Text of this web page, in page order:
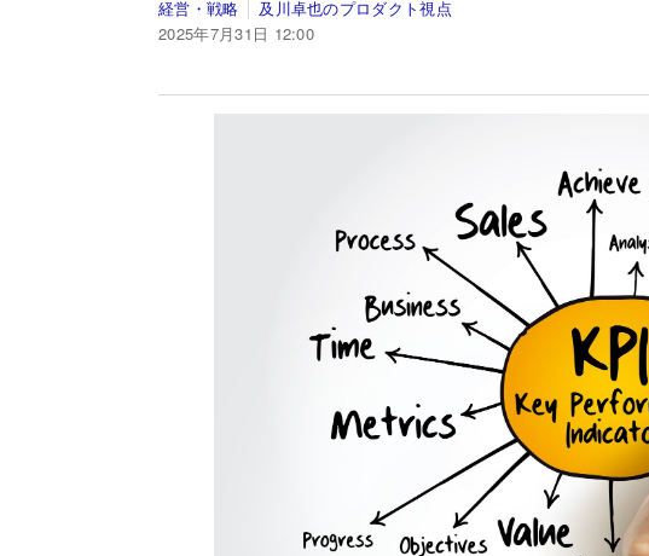
経営・戦略
及川卓也のプロダクト視点
2025年7月31日 12:00